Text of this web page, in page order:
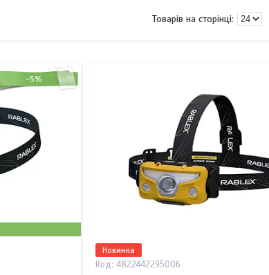
–5%
Новинка
4822442295006